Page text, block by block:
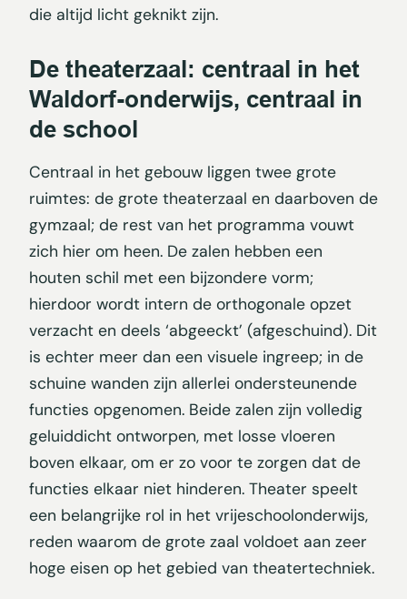
die altijd licht geknikt zijn.
De theaterzaal: centraal in het
Waldorf-onderwijs, centraal in
de school
Centraal in het gebouw liggen twee grote
ruimtes: de grote theaterzaal en daarboven de
gymzaal; de rest van het programma vouwt
zich hier om heen. De zalen hebben een
houten schil met een bijzondere vorm;
hierdoor wordt intern de orthogonale opzet
verzacht en deels ‘abgeeckt’ (afgeschuind). Dit
is echter meer dan een visuele ingreep; in de
schuine wanden zijn allerlei ondersteunende
functies opgenomen. Beide zalen zijn volledig
geluiddicht ontworpen, met losse vloeren
boven elkaar, om er zo voor te zorgen dat de
functies elkaar niet hinderen. Theater speelt
een belangrijke rol in het vrijeschoolonderwijs,
reden waarom de grote zaal voldoet aan zeer
hoge eisen op het gebied van theatertechniek.